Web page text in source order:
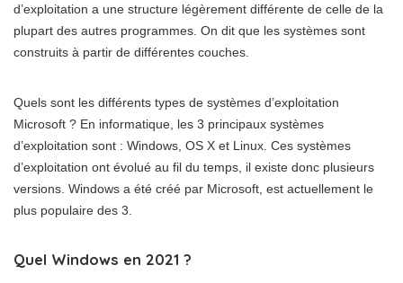
d’exploitation a une structure légèrement différente de celle de la
plupart des autres programmes. On dit que les systèmes sont
construits à partir de différentes couches.
Quels sont les différents types de systèmes d’exploitation
Microsoft ? En informatique, les 3 principaux systèmes
d’exploitation sont : Windows, OS X et Linux. Ces systèmes
d’exploitation ont évolué au fil du temps, il existe donc plusieurs
versions. Windows a été créé par Microsoft, est actuellement le
plus populaire des 3.
Quel Windows en 2021 ?